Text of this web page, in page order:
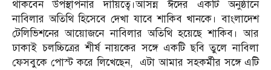
থাকবেন উপস্থাপনার দায়িত্বে।আসন্ন ঈদের একটি অনুষ্ঠানে
নাবিলার অতিথি হিসেবে দেখা যাবে শাকিব খানকে। বাংলাদেশ
টেলিভিশনের আয়োজনে নাবিলার অতিথি হয়েছে শাকিব। আর
ঢাকাই চলচ্চিত্রের শীর্ষ নায়কের সঙ্গে একটি ছবি তুলে নাবিলা
ফেসবুকে পোস্ট করে লিখেছেন, এটা আমার সহকর্মীর সঙ্গে এটি